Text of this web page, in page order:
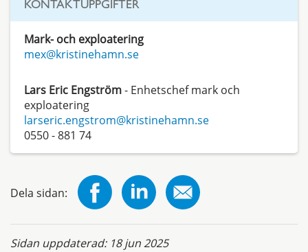
KONTAKTUPPGIFTER
Mark- och exploatering
mex@kristinehamn.se
Lars Eric Engström- Enhetschef mark och
exploatering
larseric.engstrom@kristinehamn.se
0550 - 881 74
Dela sidan:
Sidan uppdaterad: 18 jun 2025